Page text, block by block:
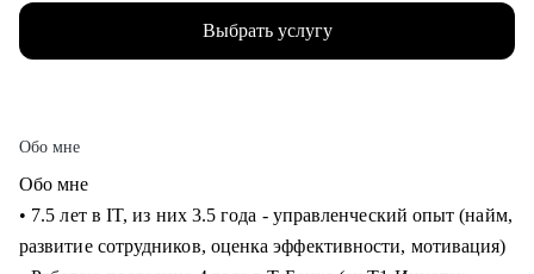
Выбрать услугу
Обо мне
Обо мне
• 7.5 лет в IT, из них 3.5 года - управленческий опыт (найм,
развитие сотрудников, оценка эффективности, мотивация)